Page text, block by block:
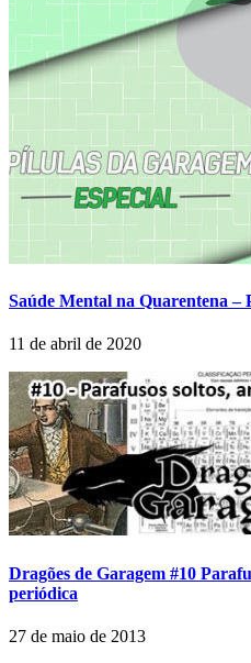
Saúde Mental na Quarentena –
11 de abril de 2020
Dragões de Garagem #10
periódica
27 de maio de 2013